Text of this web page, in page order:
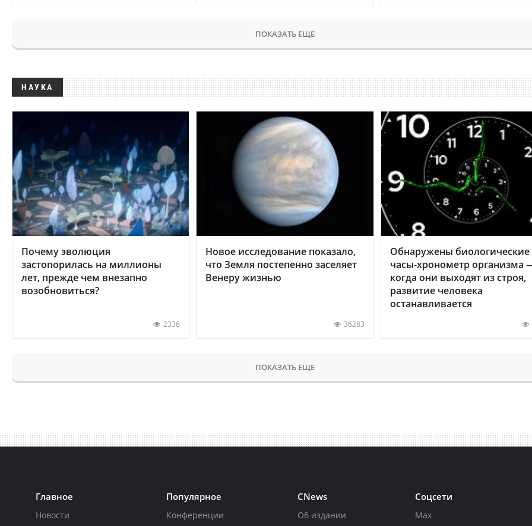
ПОКАЗАТЬ ЕЩЕ
НАУКА
Почему эволюция
застопорилась на миллионы
лет, прежде чем внезапно
возобновиться?
2336
Новое исследование показало,
что Земля постепенно заселяет
Венеру жизнью
36283
Обнаружены биологические
часы-хронометр организма
когда они выходят из строя,
развитие человека
останавливается
ПОКАЗАТЬ ЕЩЕ
Главное
Новости
Популярное
Конференции
CNews
Об издании
Соцсети
Max